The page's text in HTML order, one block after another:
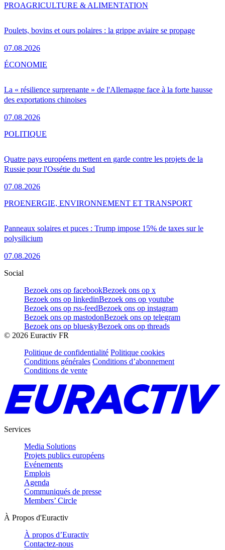
Poulets, bovins et ours polaires : la grippe aviaire se propage
07.08.2026
PROAGRICULTURE & ALIMENTATION
La « résilience surprenante » de l'Allemagne face à la forte hausse
des exportations chinoises
07.08.2026
ÉCONOMIE
Quatre pays européens mettent en garde contre les projets de la
Russie pour l'Ossétie du Sud
07.08.2026
POLITIQUE
Panneaux solaires et puces : Trump impose 15% de taxes sur le
polysilicium
07.08.2026
PROENERGIE, ENVIRONNEMENT ET TRANSPORT
Social
Bezoek ons op facebookBezoek ons op x
Bezoek ons op linkedinBezoek ons op youtube
Bezoek ons op rss-feedBezoek ons op instagram
Bezoek ons op mastodonBezoek ons op telegram
Bezoek ons op blueskyBezoek ons op threads
© 2026 Euractiv FR
Politique de confidentialité Politique cookies
Conditions générales Conditions d’abonnement
Conditions de vente
Services
Media Solutions
Projets publics européens
Evénements
Emplois
Agenda
Communiqués de presse
Members’ Circle
À Propos d'Euractiv
À propos d’Euractiv
Contactez-nous